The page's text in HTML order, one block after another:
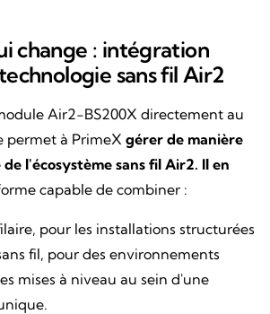
change : intégration
sans fil Air2
Air2-BS200X directement au
permet à PrimeX gérer de manière
l'écosystème sans fil Air2. Il en
capable de combiner :
pour les installations structurées
fil, pour des environnements
mises à niveau au sein d'une